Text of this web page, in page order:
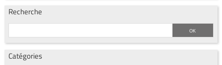
Recherche
Catégories